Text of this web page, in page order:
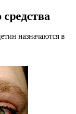
назначаются в